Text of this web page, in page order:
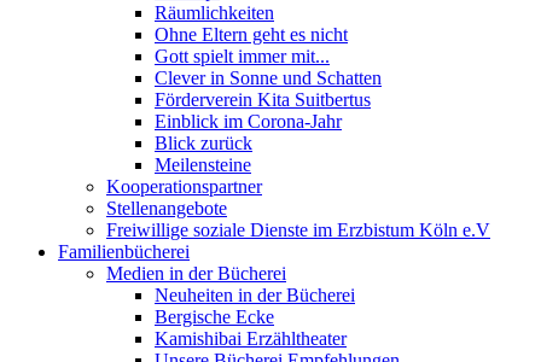
Räumlichkeiten
Ohne Eltern geht es nicht
Gott spielt immer mit...
Clever in Sonne und Schatten
Förderverein Kita Suitbertus
Einblick im Corona-Jahr
Blick zurück
Meilensteine
Kooperationspartner
Stellenangebote
Freiwillige soziale Dienste im Erzbistum Köln e.V
Familienbücherei
Medien in der Bücherei
Neuheiten in der Bücherei
Bergische Ecke
Kamishibai Erzähltheater